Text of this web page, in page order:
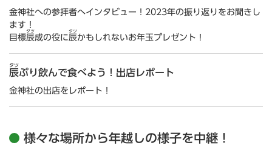
金神社への参拝者へインタビュー！2023年の振り返りをお聞きし
ます！
目標辰
タツ
成の役に辰
タツ
かもしれないお年玉プレゼント！
辰
タツ
ぷり飲んで食べよう！出店レポート
金神社の出店をレポート！
様々な場所から年越しの様子を中継！